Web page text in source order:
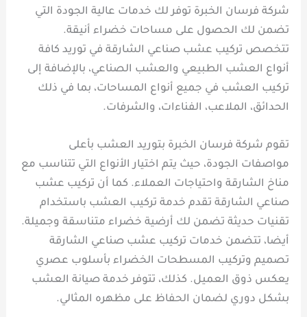
شركة فرسان الخبرة توفر لك خدمات عالية الجودة التي
تضمن لك الحصول على مساحات خضراء أنيقة.
تتخصص تركيب عشب صناعي الشارقة في توريد كافة
أنواع العشب الطبيعي والعشب الصناعي، بالإضافة إلى
تركيب العشب في جميع أنواع المساحات، بما في ذلك
الحدائق، الملاعب، الفناءات، والشرفات.
تقوم شركة فرسان الخبرة بتوريد العشب بأعلى
مواصفات الجودة، حيث يتم اختيار الأنواع التي تتناسب مع
مناخ الشارقة واحتياجات العملاء. كما أن تركيب عشب
صناعي الشارقة تقدم خدمة تركيب العشب باستخدام
تقنيات حديثة تضمن لك أرضية خضراء متناسقة وجميلة.
أيضا، تتضمن خدمات تركيب عشب صناعي الشارقة
تصميم وتركيب المسطحات الخضراء بأسلوب عصري
يعكس ذوق العميل. كذلك، تتوفر خدمة صيانة العشب
بشكل دوري لضمان الحفاظ على مظهره المثالي.